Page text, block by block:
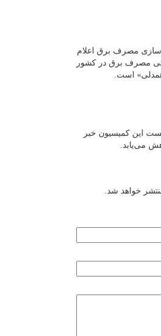
مصرف برق اعلام
(امروز ۳۰ تیرماه)، رکورد بی‌سابقه کاهش ۱۵۲۰ مگاواتی مصرف برق در کشور
است.
نشست این کمیسیون خبر
می‌یابد.
خواهد شد.